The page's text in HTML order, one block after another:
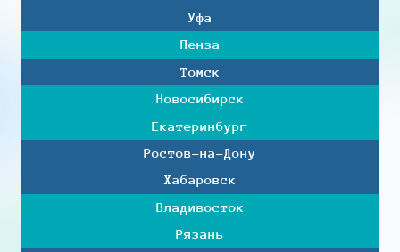
Уфа
Пенза
Томск
Новосибирск
Екатеринбург
Ростов-на-Дону
Хабаровск
Владивосток
Рязань